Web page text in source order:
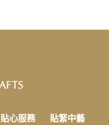
貼心服務 貼緊中藝